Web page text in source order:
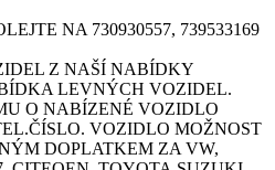
NA 730930557, 739533169
Z NAŠÍ NABÍDKY
LEVNÝCH VOZIDEL.
O NABÍZENÉ VOZIDLO
VOZIDLO MOŽNOST
DOPLATKEM ZA VW,